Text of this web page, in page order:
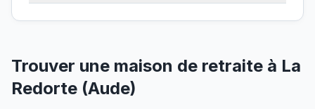
Trouver une maison de retraite à La
Redorte (Aude)